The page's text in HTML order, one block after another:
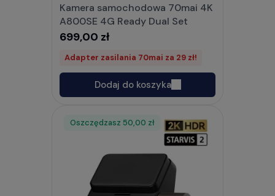
Kamera samochodowa 70mai 4K
A800SE 4G Ready Dual Set
699,00 zł
Adapter zasilania 70mai za 29 zł!
Dodaj do koszyka
Oszczędzasz 50,00 zł
Rabat